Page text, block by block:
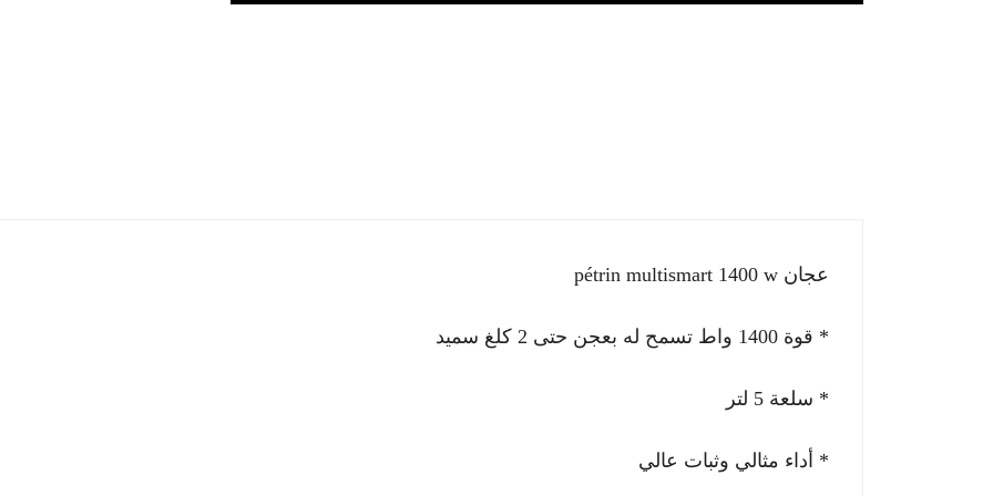
عجان pétrin multismart 1400 w
* قوة 1400 واط تسمح له بعجن حتى 2 كلغ سميد
* سلعة 5 لتر
* أداء مثالي وثبات عالي